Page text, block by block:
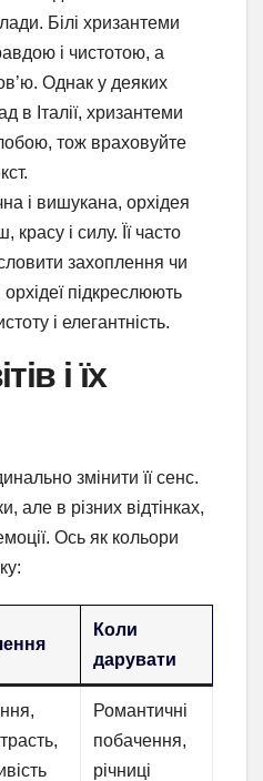
Білі хризантеми
і чистотою, а
Однак у деяких
в Італії, хризантеми
тож враховуйте
і вишукана, орхідея
красу і силу. Її часто
захоплення чи
орхідеї підкреслюють
і елегантність.
і їх
змінити її сенс.
але в різних відтінках,
Ось як кольори
Коли
дарувати
Романтичні
побачення,
річниці